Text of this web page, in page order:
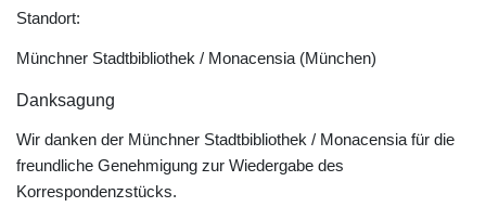
Standort:
Münchner Stadtbibliothek / Monacensia (München)
Danksagung
Wir danken der Münchner Stadtbibliothek / Monacensia für die
freundliche Genehmigung zur Wiedergabe des
Korrespondenzstücks.